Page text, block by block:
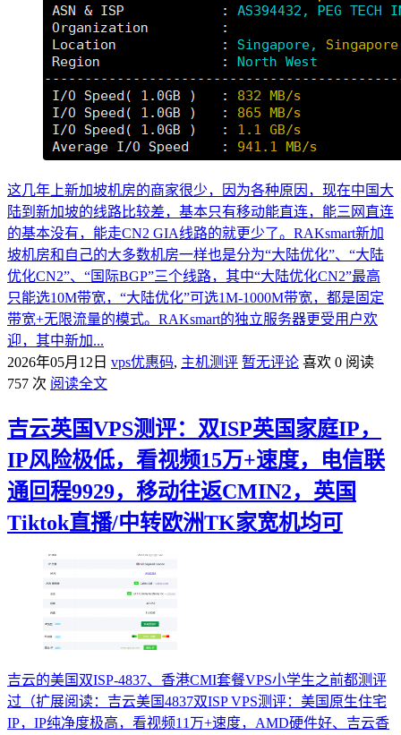
这几年上新加坡机房的商家很少，因为各种原因，现在中国大
陆到新加坡的线路比较差，基本只有移动能直连，能三网直连
的基本没有，能走CN2 GIA线路的就更少了。RAKsmart新加
坡机房和自己的大多数机房一样也是分为“大陆优化”、“大陆
优化CN2”、“国际BGP”三个线路，其中“大陆优化CN2”最高
只能选10M带宽，“大陆优化”可选1M-1000M带宽，都是固定
带宽+无限流量的模式。RAKsmart的独立服务器更受用户欢
迎，其中新加...
2026年05月12日 vps优惠码, 主机测评 暂无评论 喜欢 0 阅读
757 次 阅读全文
吉云英国VPS测评：双ISP英国家庭IP，
IP风险极低，看视频15万+速度，电信联
通回程9929，移动往返CMIN2，英国
Tiktok直播/中转欧洲TK家宽机均可
吉云的美国双ISP-4837、香港CMI套餐VPS小学生之前都测评
过（扩展阅读：吉云美国4837双ISP VPS测评：美国原生住宅
IP，IP纯净度极高，看视频11万+速度，AMD硬件好、吉云香